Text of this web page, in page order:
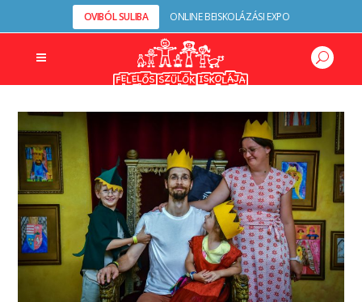
OVIBÓL SULIBA ONLINE BEISKOLÁZÁSI EXPO